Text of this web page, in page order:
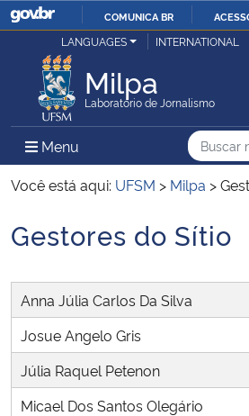
IR
COMUNICA BR
Ministério da Justiça e Segurança Pública
Ministério da Defesa
Ministério das Relações Exteriores
Ministério da Economia
Ministério da Agricultura, Pecuária e
Ministério da Educação
LANGUAGES INTERNATIONAL
Milpa
Laboratório de Jornalismo
Menu Menu Principal do Sítio
Busca
Busca:
Você está aqui: UFSM > Milpa >
Início do conteúdo
Gestores do Sítio
Anna Júlia Carlos Da Silva
Josue Angelo Gris
Júlia Raquel Petenon
Micael Dos Santos Olegário